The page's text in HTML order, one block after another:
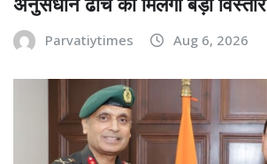
Parvatiytimes Aug 6, 2026